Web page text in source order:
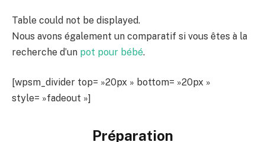
Table could not be displayed.
Nous avons également un comparatif si vous êtes à la
recherche d’un pot pour bébé.
[wpsm_divider top= »20px » bottom= »20px »
style= »fadeout »]
Préparation